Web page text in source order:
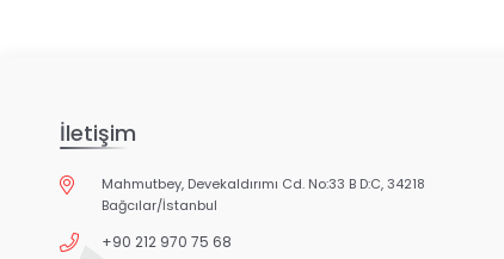
İletişim
Mahmutbey, Devekaldırımı Cd. No:33 B D:C, 34218
Bağcılar/İstanbul
+90 212 970 75 68